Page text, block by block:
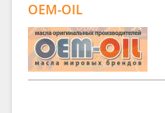
OEM-OIL